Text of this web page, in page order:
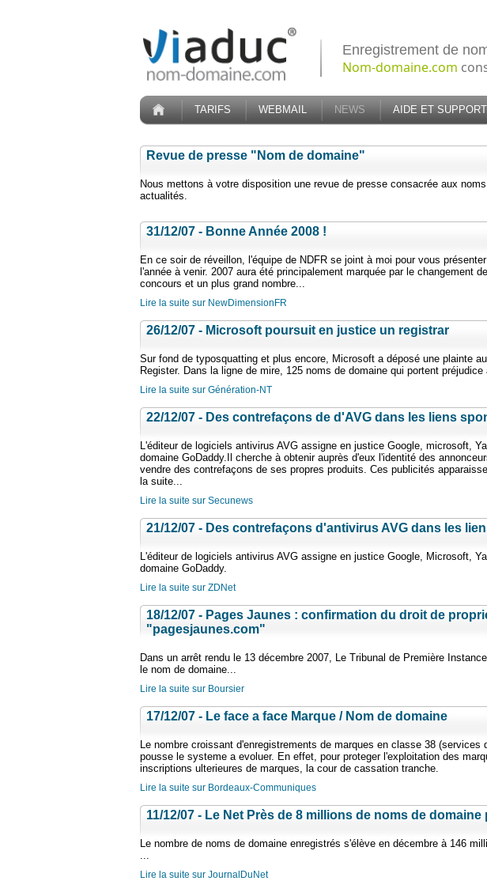
Enregistrement de
Nom-domaine.com
TARIFS WEBMAIL NEWS AIDE ET SUPPORT
Revue de presse "Nom de domaine"
Nous mettons à votre disposition une revue de presse consacrée aux
actualités.
31/12/07 - Bonne Année 2008 !
En ce soir de réveillon, l'équipe de NDFR se joint à moi pour vous
l'année à venir. 2007 aura été principalement marquée par le changement
concours et un plus grand nombre...
Lire la suite sur NewDimensionFR
26/12/07 - Microsoft poursuit en justice un registrar
Sur fond de typosquatting et plus encore, Microsoft a déposé une plainte
Register. Dans la ligne de mire, 125 noms de domaine qui portent
Lire la suite sur Génération-NT
22/12/07 - Des contrefaçons de d'AVG dans les liens
L'éditeur de logiciels antivirus AVG assigne en justice Google, microsoft,
domaine GoDaddy.Il cherche à obtenir auprès d'eux l'identité des
vendre des contrefaçons de ses propres produits. Ces publicités
la suite...
Lire la suite sur Secunews
21/12/07 - Des contrefaçons d'antivirus AVG dans les
L'éditeur de logiciels antivirus AVG assigne en justice Google, Microsoft,
domaine GoDaddy.
Lire la suite sur ZDNet
18/12/07 - Pages Jaunes : confirmation du droit de
"pagesjaunes.com"
Dans un arrêt rendu le 13 décembre 2007, Le Tribunal de Première
le nom de domaine...
Lire la suite sur Boursier
17/12/07 - Le face a face Marque / Nom de domaine
Le nombre croissant d'enregistrements de marques en classe 38
pousse le systeme a evoluer. En effet, pour proteger l'exploitation des
inscriptions ulterieures de marques, la cour de cassation tranche.
Lire la suite sur Bordeaux-Communiques
11/12/07 - Le Net Près de 8 millions de noms de
Le nombre de noms de domaine enregistrés s'élève en décembre à 146
...
Lire la suite sur JournalDuNet